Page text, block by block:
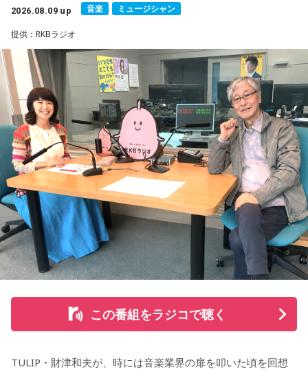
会う」というキャラクター造形について、ストーリーの発想
小山宙哉をゲストに迎える特別番組『マンガのラジオ 宇宙兄
弟スペシャル supported by viviON』は8月16日（日）19時
から放送。放送後には、地上波本編で未公開の音源を含むデ
ィレクターズカット版のポッドキャスト配信も予定してい
る。
【小山宙哉プロフィール】
1978年生 京都府出身 京都市立銅駝美術工芸高等学校（現：
京都市立美術工芸高等学校）、大阪市立デザイン教育研究所
卒業。デザイン会社勤務を経て、「モーニング」に持ち込み
をした『ジジジイ』で第14回MANGA OPEN審査委員賞（わ
たせせいぞう賞）受賞。『劇団JET’S』で第15回MANGA
OPEN大賞受賞。2006年『ハルジャン』『ジジジイ-GGG-』
を連載。
2007年12月、初の週刊連載作品『宇宙兄弟』連載開始。同作
で2010年 第56回小学館漫画賞一般向け部門、2011年 第35回
講談社漫画賞一般部門、2014年 手塚治虫文化賞読者賞を受
2026.08.09 up 音楽 ミュージシャン
提供：RKBラジオ
この番組をラジコで聴く
TULIP・財津和夫が、時には音楽業界の扉を叩いた頃を回想